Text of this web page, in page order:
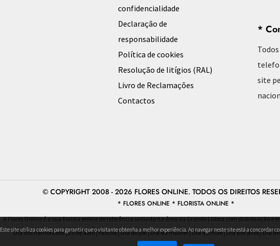
confidencialidade
Declaração de
responsabilidade
Política de cookies
Resolução de litígios (RAL)
Livro de Reclamações
Contactos
*
site
© COPYRIGHT 2008 - 2026 FLORES ONLINE. TODOS OS DIREITOS
* FLORES ONLINE * FLORISTA ONLINE *
A Flores Online é a sua florista online de referência sediada na área da Grande Lisboa com distribuição e
Dia dos namorados|25 de abril| Pascoa|Dia do pai|Dia da mulher|Dia da mãe|Dia dos avós|Dia
Este site utiliza cookies para garantir que o visitante obtenha a melhor experiência. Ao navegar neste site está a concordar